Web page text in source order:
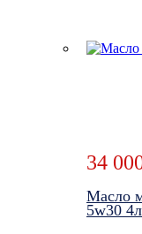
34
Масло
5w30 4л